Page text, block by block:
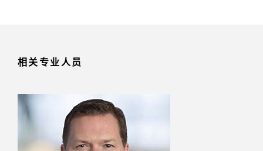
相关专业人员